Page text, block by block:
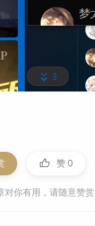
赞0
对你有用，请随意赞赏